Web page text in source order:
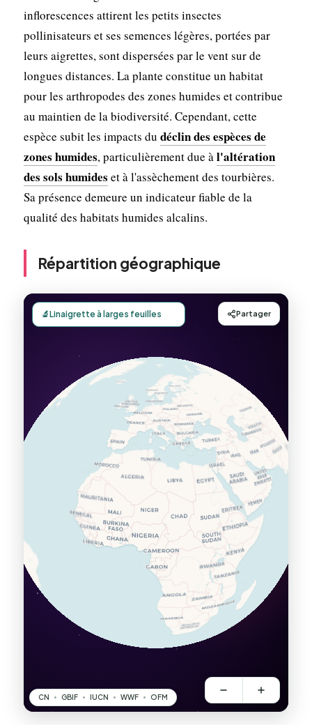
inflorescences attirent les petits insectes
pollinisateurs et ses semences légères, portées par
leurs aigrettes, sont dispersées par le vent sur de
longues distances. La plante constitue un habitat
pour les arthropodes des zones humides et contribue
au maintien de la biodiversité. Cependant, cette
espèce subit les impacts du déclin des espèces de
zones humides, particulièrement due àl'altération
des sols humides et à l'assèchement des tourbières.
Sa présence demeure un indicateur fiable de la
qualité des habitats humides alcalins.
Répartition géographique